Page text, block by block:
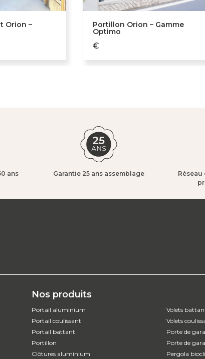
Orion – Portillon Orion – Gamme
Optimo
€
ans​ Garantie 25 ans assemblage​
Nos produits
Portail aluminium
Portail coulissant
Portail battant
Portillon
Clôtures aluminium
Volets
Volets
Porte de
Porte de
Pergola